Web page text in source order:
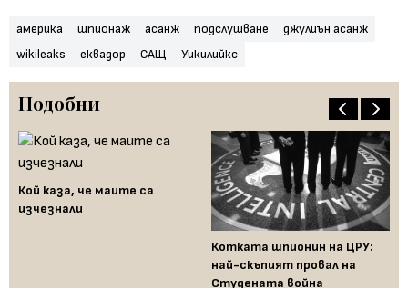
америка шпионаж асанж подслушване
джулиън асанж
wikileaks
еквадор САЩ Уикилийкс
Подобни
Кой каза, че маите са
изчезнали
Котката шпионин на ЦРУ:
най-скъпият провал на
Студената война